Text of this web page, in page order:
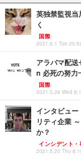
英独禁監視
く
国際
2021.6.1 Tue
アラバマ配
n 必死の努力
国際
2021.5.26 Wed
インタビュ
リティ企業
か？
インシデント・
2021.5.20 Thu